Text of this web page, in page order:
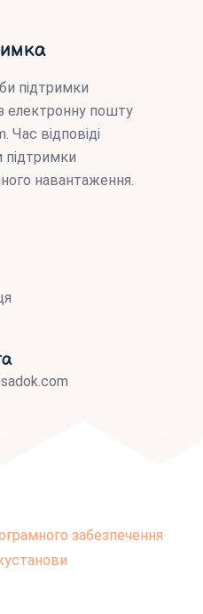
підтримки
електронну пошту
. Час відповіді
підтримки
навантаження.
забезпечення